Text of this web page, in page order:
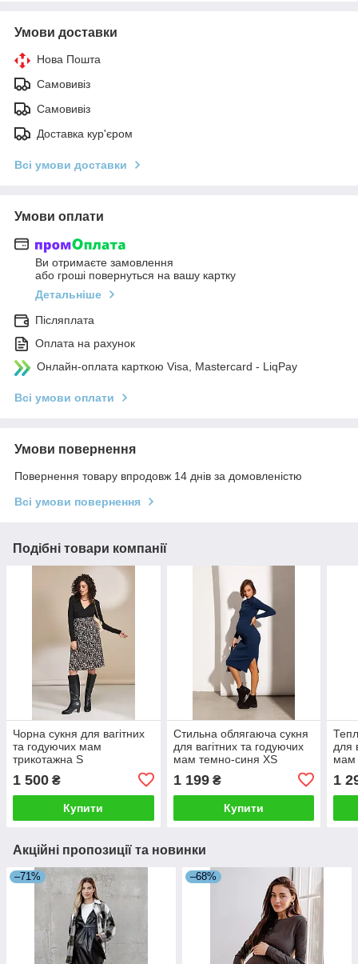
Умови доставки
Нова Пошта
Самовивіз
Самовивіз
Доставка кур'єром
Всі умови доставки
Умови оплати
Ви отримаєте замовлення
або гроші повернуться на вашу картку
Детальніше
Післяплата
Оплата на рахунок
Онлайн-оплата карткою Visa, Mastercard - LiqPay
Всі умови оплати
Умови повернення
Повернення товару впродовж 14 днів за домовленістю
Всі умови повернення
Подібні товари компанії
Чорна сукня для вагітних
та годуючих мам
трикотажна S
1 500 ₴
Купити
Стильна облягаюча сукня
для вагітних та годуючих
мам темно-синя XS
1 199₴
Купити
для
мам
1
Акційні пропозиції та новинки
–71% –68%